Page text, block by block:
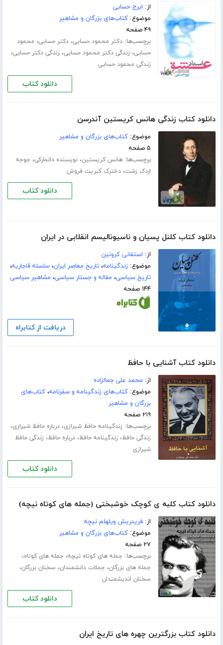
از: ایرج حسابی
موضوع:کتاب‌های بزرگان و مشاهیر
۴۹ صفحه
برچسب‌ها:دکتر محمود حسابی،دکتر حسابی، محمود
حسابی، زندگی دکتر محمود حسابی، زندگی دکتر حسابی،
زندگی محمود حسابی
دانلود کتاب
دانلود کتاب زندگی هانس کریستین آندرسن
موضوع:کتاب‌های بزرگان و مشاهیر
۵ صفحه
برچسب‌ها:هانس کریستین،نویسنده دانمارکی، جوجه
اردک زشت،دخترک کبریت فروش
دانلود کتاب
دانلود کتاب کلنل پسیان و ناسیونالیسم انقلابی در ایران
از: استفانی کرونین
موضوع:زندگینامه،تاریخ معاصر ایران،سلسله قاجاریه،
تاریخ سیاسی، مقاله و جستار سیاسی، مشاهیر سیاسی
۱۴۴ صفحه
دریافت از کتابراه
دانلود کتاب آشنایی با حافظ
از: محمد علی جمالزاده
موضوع:کتاب‌های زندگینامه و سفرنامه،کتاب‌های
بزرگان و مشاهیر
۲۱۹ صفحه
برچسب‌ها: زندگینامه حافظ شیرازی،درباره حافظ شیرازی،
زندگی حافظ، زندگینامه حافظ،درباره حافظ، زندگی حافظ
شیرازی
دانلود کتاب
دانلود کتاب کلبه ی کوچک خوشبختی (جمله های کوتاه نیچه)
از:فریدریش ویلهلم نیچه
موضوع:کتاب‌های بزرگان و مشاهیر
۲۷ صفحه
برچسب‌ها: جمله های کوتاه نیچه، جمله های کوتاه،
جمله های بزرگان، جملات دانشمندان، سخنان بزرگان،
سخنان اندیشمندان
دانلود کتاب
دانلود کتاب بزرگترین چهره های تاریخ ایران